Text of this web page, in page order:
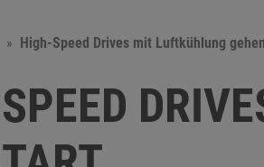
High-Speed Drives mit Luftkühlung